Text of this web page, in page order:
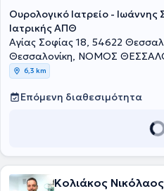
Ουρολογικό Ιατρείο -
Ιατρικής ΑΠΘ
Αγίας Σοφίας 18, 54622
Θεσσαλονίκη, ΝΟΜΟΣ
6,3 km
Επόμενη διαθεσιμότητα
Κολιάκος Νικόλαος